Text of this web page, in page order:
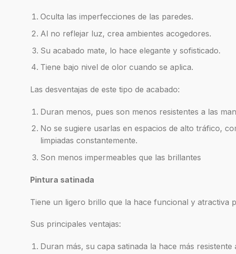
Oculta las imperfecciones de las paredes.
Al no reflejar luz, crea ambientes acogedores.
Su acabado mate, lo hace elegante y sofisticado.
Tiene bajo nivel de olor cuando se aplica.
Las desventajas de este tipo de acabado:
Duran menos, pues son menos resistentes a las
No se sugiere usarlas en espacios de alto tráfico,
limpiadas constantemente.
Son menos impermeables que las brillantes
Pintura satinada
Tiene un ligero brillo que la hace funcional y atractiva
Sus principales ventajas:
Duran más, su capa satinada la hace más